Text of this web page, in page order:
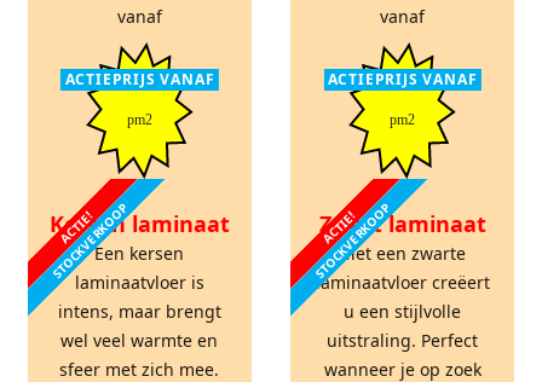
vanaf
ACTIEPRIJS VANAF
pm2
vanaf
ACTIEPRIJS VANAF
pm2
ACTIE!
STOCKVERKOOP
Kersen laminaat
Een kersen
laminaatvloer is
intens, maar brengt
wel veel warmte en
sfeer met zich mee.
ACTIE!
STOCKVERKOOP
Zwart laminaat
Met een zwarte
laminaatvloer creëert
u een stijlvolle
uitstraling. Perfect
wanneer je op zoek